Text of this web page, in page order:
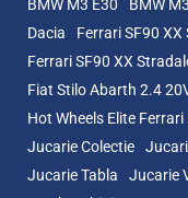
BMW M3 E30
BMW
Dacia
Ferrari SF90 XX
Ferrari SF90 XX
Fiat Stilo Abarth 2.4
Hot Wheels Elite Ferrari
Jucarie Colectie
Jucarie Tabla
Jucarie